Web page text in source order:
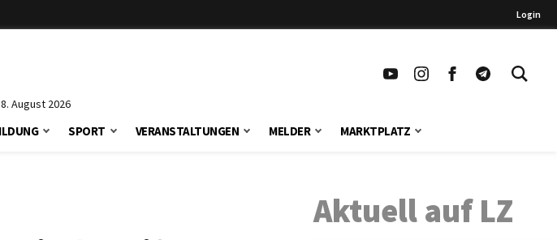
Login
August 2026
SPORT VERANSTALTUNGEN MELDER MARKTPLATZ
Aktuell auf LZ